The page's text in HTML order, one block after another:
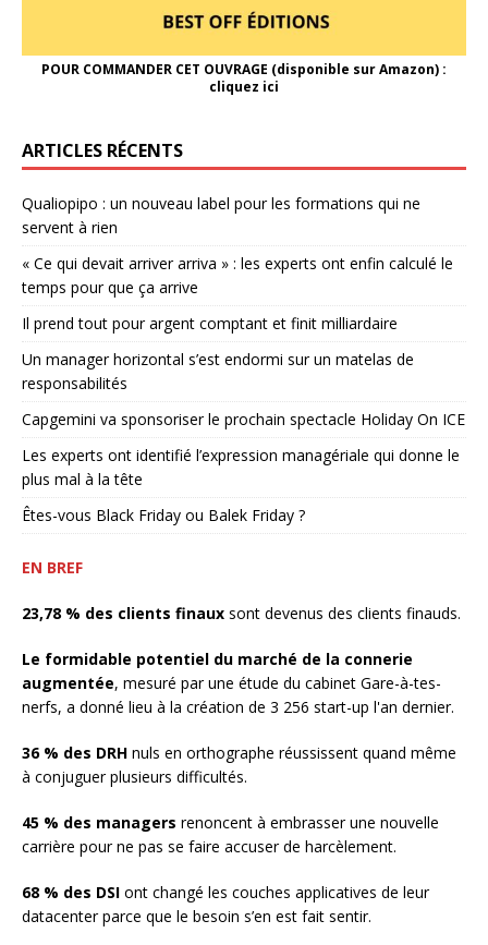
POUR COMMANDER CET OUVRAGE (disponible sur Amazon) :
cliquez ici
ARTICLES RÉCENTS
Qualiopipo : un nouveau label pour les formations qui ne
servent à rien
« Ce qui devait arriver arriva » : les experts ont enfin calculé le
temps pour que ça arrive
Il prend tout pour argent comptant et finit milliardaire
Un manager horizontal s’est endormi sur un matelas de
responsabilités
Capgemini va sponsoriser le prochain spectacle Holiday On ICE
Les experts ont identifié l’expression managériale qui donne le
plus mal à la tête
Êtes-vous Black Friday ou Balek Friday ?
EN BREF
23,78 % des clients finaux sont devenus des clients finauds.
Le formidable potentiel du marché de la connerie
augmentée, mesuré par une étude du cabinet Gare-à-tes-
nerfs, a donné lieu à la création de 3 256 start-up l'an dernier.
36 % des DRH nuls en orthographe réussissent quand même
à conjuguer plusieurs difficultés.
45 % des managers renoncent à embrasser une nouvelle
carrière pour ne pas se faire accuser de harcèlement.
68 % des DSI ont changé les couches applicatives de leur
datacenter parce que le besoin s’en est fait sentir.